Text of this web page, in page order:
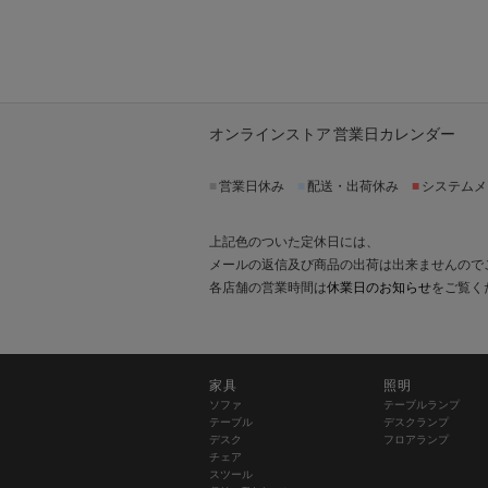
オンラインストア 営業日カレンダー
営業日休み 配送・出荷休み ■ システム
上記色のついた定休日には、
メールの返信及び商品の出荷は出来ませんの
各店舗の営業時間は休業日のお知らせをご覧く
家具
ソファ
テーブル
デスク
チェア
スツール
照明
テーブルランプ
デスクランプ
フロアランプ